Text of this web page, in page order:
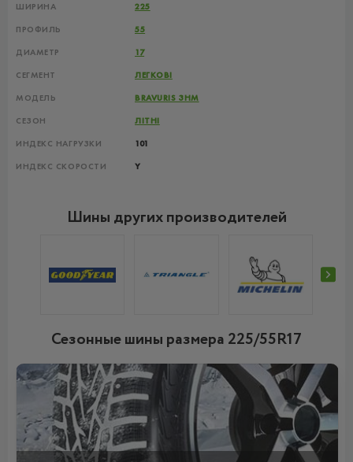
ШИРИНА 225
ПРОФИЛЬ 55
ДИАМЕТР 17
СЕГМЕНТ ЛЕГКОВІ
МОДЕЛЬ BRAVURIS 3HM
СЕЗОН ЛІТНІ
ИНДЕКС НАГРУЗКИ 101
ИНДЕКС СКОРОСТИ Y
Шины других производителей
Сезонные шины размера 225/55R17